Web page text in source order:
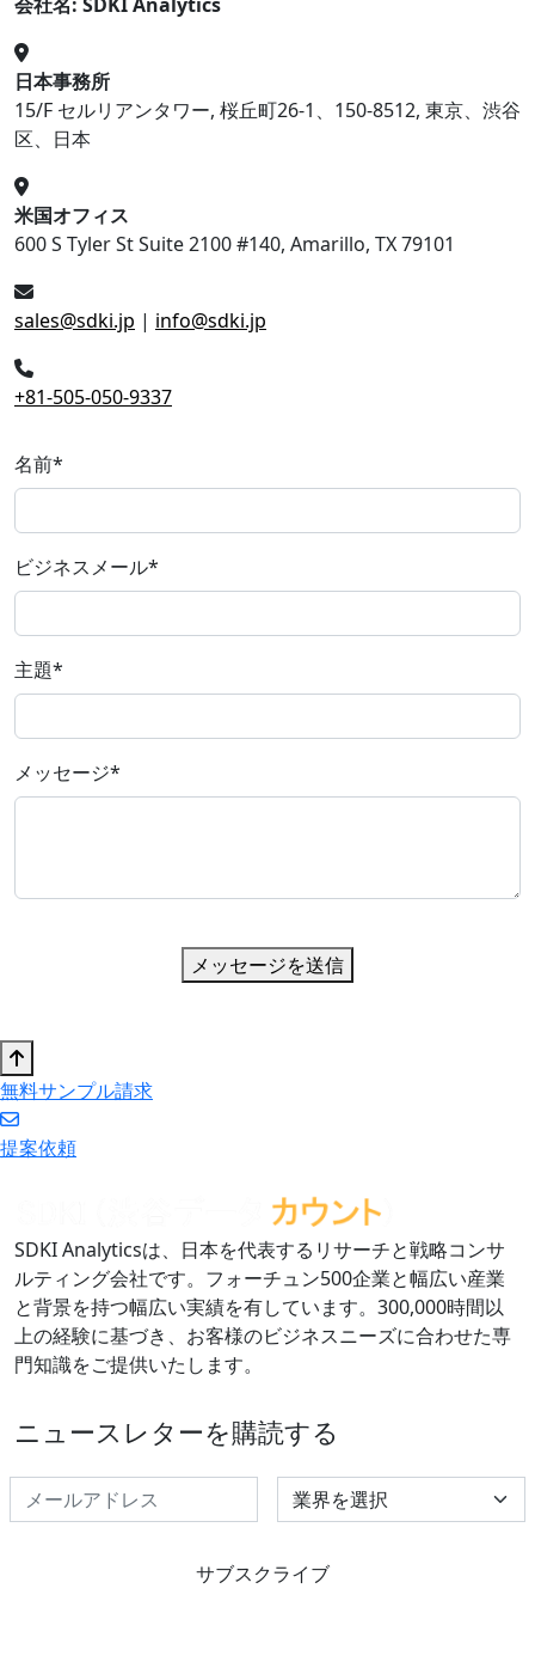
日本事務所
15/F セルリアンタワー, 桜丘町26-1、150-8512, 東京、渋谷
区、日本
米国オフィス
600 S Tyler St Suite 2100 #140, Amarillo, TX 79101
sales@sdki.jp | info@sdki.jp
+81-505-050-9337
名前*
ビジネスメール*
主題*
メッセージ*
メッセージを送信
無料サンプル請求
提案依頼
SDKI Analyticsは、日本を代表するリサーチと戦略コンサ
ルティング会社です。フォーチュン500企業と幅広い産業
と背景を持つ幅広い実績を有しています。300,000時間以
上の経験に基づき、お客様のビジネスニーズに合わせた専
門知識をご提供いたします。
ニュースレターを購読する
Select Industry
サブスクライブ